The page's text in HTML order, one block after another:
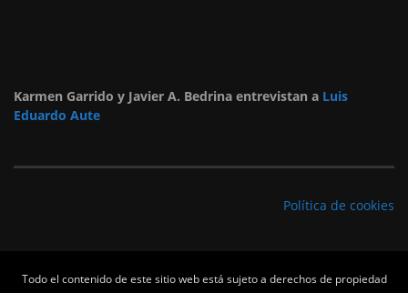
Karmen Garrido y Javier A. Bedrina entrevistan a Luis
Eduardo Aute
Política de cookies
Todo el contenido de este sitio web está sujeto a derechos de propiedad